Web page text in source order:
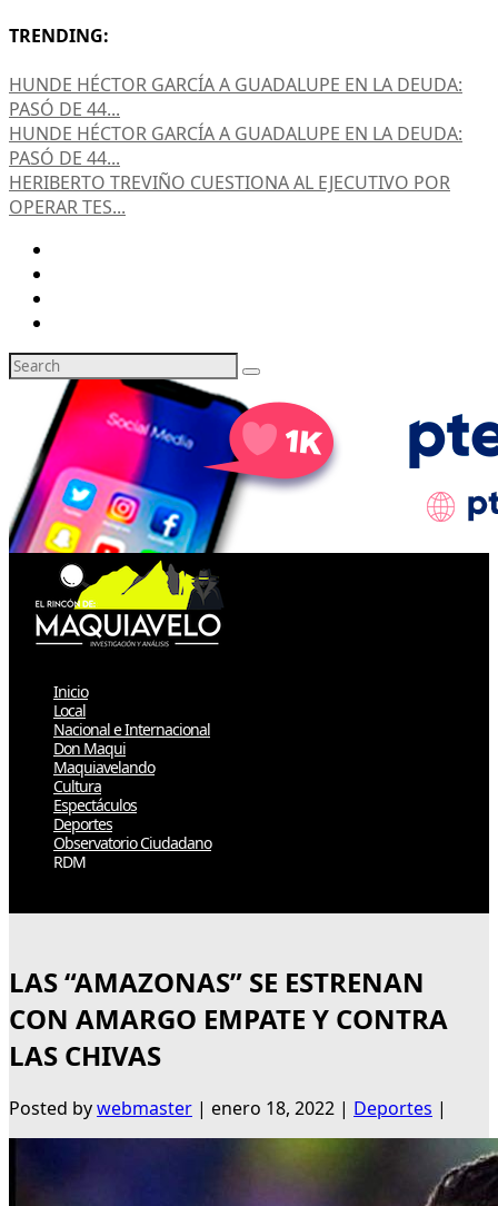
TRENDING:
HUNDE HÉCTOR GARCÍA A GUADALUPE EN LA DEUDA:
PASÓ DE 44...
HUNDE HÉCTOR GARCÍA A GUADALUPE EN LA DEUDA:
PASÓ DE 44...
HERIBERTO TREVIÑO CUESTIONA AL EJECUTIVO POR
OPERAR TES...
Inicio
Local
Nacional e Internacional
Don Maqui
Maquiavelando
Cultura
Espectáculos
Deportes
Observatorio Ciudadano
RDM
LAS “AMAZONAS” SE ESTRENAN
CON AMARGO EMPATE Y CONTRA
LAS CHIVAS
Posted bywebmaster | enero 18, 2022 | Deportes |